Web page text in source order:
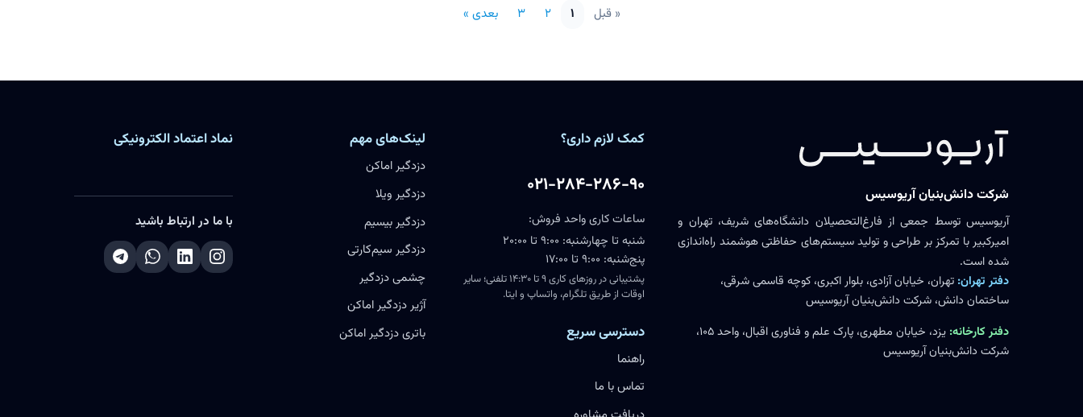
« قبل ۱ ۲ ۳ بعدی »
شرکت دانش‌بنیان آریوسیس
آریوسیس توسط جمعی از فارغ‌التحصیلان دانشگاه‌های شریف، تهران و
امیرکبیر با تمرکز بر طراحی و تولید سیستم‌های حفاظتی هوشمند راه‌اندازی
شده است.
دفتر تهران: تهران، خیابان آزادی، بلوار اکبری، کوچه قاسمی شرقی،
ساختمان دانش، شرکت دانش‌بنیان آریوسیس
دفتر کارخانه:
یزد، خیابان مطهری، پارک علم و فناوری اقبال، واحد ۱۰۵،
شرکت دانش‌بنیان آریوسیس
کمک لازم داری؟
۰۲۱-۲۸۴-۲۸۶-۹۰
ساعات کاری واحد فروش:
شنبه تا چهارشنبه: ۹:۰۰ تا ۲۰:۰۰
پنج‌شنبه: ۹:۰۰ تا ۱۷:۰۰
پشتیبانی در روزهای کاری ۹ تا ۱۴:۳۰ تلفنی؛ سایر
اوقات از طریق تلگرام، واتساپ و ایتا.
دسترسی سریع
راهنما
تماس با ما
لینک‌های مهم
دزدگیر اماکن
دزدگیر ویلا
دزدگیر بیسیم
دزدگیر سیم‌کارتی
چشمی دزدگیر
آژیر دزدگیر اماکن
باتری دزدگیر اماکن
نماد اعتماد الکترونیکی
با ما در ارتباط باشید